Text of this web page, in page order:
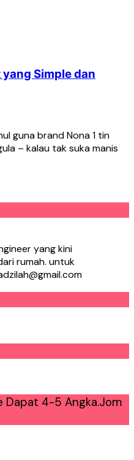
Simple dan
guna brand Nona 1 tin
– kalau tak suka manis
yang kini
rumah. untuk
Dapat 4-5 Angka.Jom